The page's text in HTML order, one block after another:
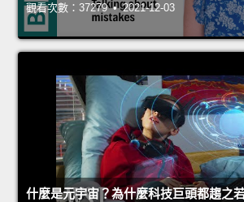
觀看次數：37279 • 2021-12-03
什麼是元宇宙？為什麼科技巨頭都趨之